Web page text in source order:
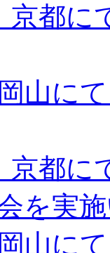
都に
山に
都に
を実
山に